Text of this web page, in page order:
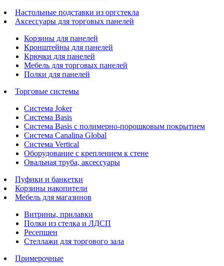
Настольные подставки из оргстекла
Аксессуары для торговых панелей
Корзины для панелей
Кронштейны для панелей
Крючки для панелей
Мебель для торговых панелей
Полки для панелей
Торговые системы
Система Joker
Система Basis
Система Basis с полимерно-порошковым покрытием
Система Canalina Global
Система Vertical
Оборудование с креплением к стене
Овальная труба, аксессуары
Пуфики и банкетки
Корзины накопители
Мебель для магазинов
Витрины, прилавки
Полки из стелка и ЛДСП
Ресепшен
Стеллажи для торгового зала
Примерочные